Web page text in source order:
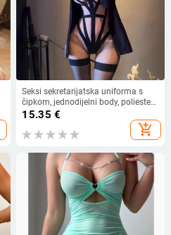
Seksi sekretarijatska uniforma s
čipkom, jednodijelni body, poliester
90–95%, za žene
15.35 €
add_shopping_cart